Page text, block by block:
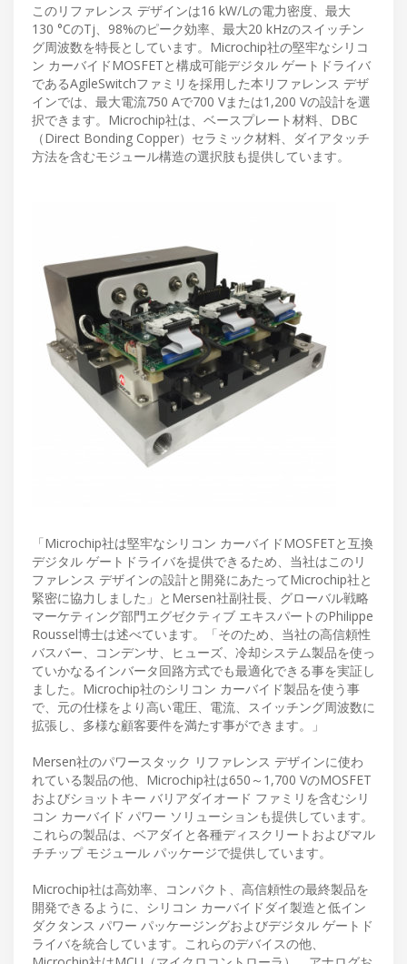
このリファレンス デザインは16 kW/Lの電力密度、最大
130 °CのTj、98%のピーク効率、最大20 kHzのスイッチン
グ周波数を特長としています。Microchip社の堅牢なシリコ
ン カーバイドMOSFETと構成可能デジタル ゲートドライバ
であるAgileSwitchファミリを採用した本リファレンス デザ
インでは、最大電流750 Aで700 Vまたは1,200 Vの設計を選
択できます。Microchip社は、ベースプレート材料、DBC
（Direct Bonding Copper）セラミック材料、ダイアタッチ
方法を含むモジュール構造の選択肢も提供しています。
「Microchip社は堅牢なシリコン カーバイドMOSFETと互換
デジタル ゲートドライバを提供できるため、当社はこのリ
ファレンス デザインの設計と開発にあたってMicrochip社と
緊密に協力しました」とMersen社副社長、グローバル戦略
マーケティング部門エグゼクティブ エキスパートのPhilippe
Roussel博士は述べています。「そのため、当社の高信頼性
バスバー、コンデンサ、ヒューズ、冷却システム製品を使っ
ていかなるインバータ回路方式でも最適化できる事を実証し
ました。Microchip社のシリコン カーバイド製品を使う事
で、元の仕様をより高い電圧、電流、スイッチング周波数に
拡張し、多様な顧客要件を満たす事ができます。」
Mersen社のパワースタック リファレンス デザインに使わ
れている製品の他、Microchip社は650～1,700 VのMOSFET
およびショットキー バリアダイオード ファミリを含むシリ
コン カーバイド パワー ソリューションも提供しています。
これらの製品は、ベアダイと各種ディスクリートおよびマル
チチップ モジュール パッケージで提供しています。
Microchip社は高効率、コンパクト、高信頼性の最終製品を
開発できるように、シリコン カーバイドダイ製造と低イン
ダクタンス パワー パッケージングおよびデジタル ゲートド
ライバを統合しています。これらのデバイスの他、